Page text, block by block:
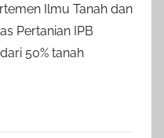
Ilmu Tanah dan
Pertanian IPB
50% tanah